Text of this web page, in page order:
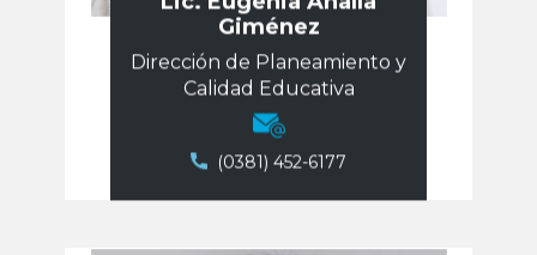
Giménez
Dirección de ​Planeamiento y
Calidad Educativa
​​(0381) ​452-6177